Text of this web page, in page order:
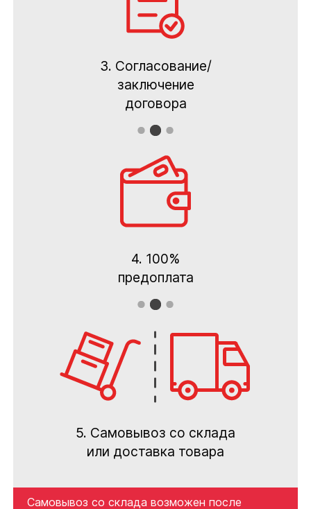
3. Согласование/
заключение
договора
4. 100%
предоплата
5. Самовывоз со склада
или доставка товара
Самовывоз со склада возможен после